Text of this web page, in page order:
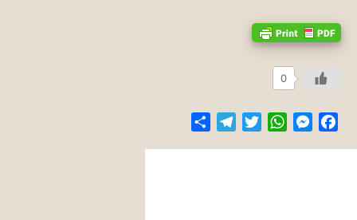
0
Facebook
Messenger
WhatsApp
Twitter
Telegram